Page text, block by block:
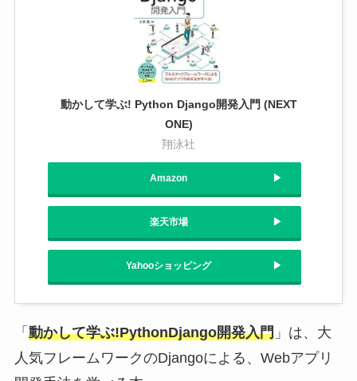
動かして学ぶ! Python Django開発入門 (NEXT
ONE)
翔泳社
Amazon
楽天市場
Yahooショッピング
「 動かして学ぶ!PythonDjango開発入門」は、大
人気フレームワークのDjangoによる、Webアプリ